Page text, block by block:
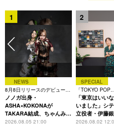
また、世界的IPである「パック
レンジャー・シングス 未知の
イテムをプロデュースしている。
2026年、全国6都市を回るツア
ス前のアルバム『new chapter
数披露し、すでにアルバムへの
Creative Direction : Tsuyoshi
Art Direction & Design: Yudai
1
NEWS
8月8日リリースのデビュー曲
は「Time is money」
ノノガ出身・
ASHA×KOKONAが
TAKARA結成、ちゃんみな
主宰レーベル第2弾アーテ
2026.08.05 21:00
2
SPECIAL
「TOKYO POP
CHRONICLE」
「東京はいい
いました」シ
立役者・伊藤
想録
2026.08.02